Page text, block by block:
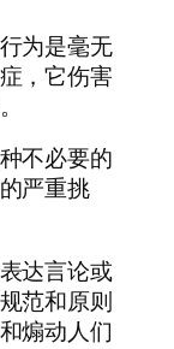
为是毫无
，它伤害
不必要的
严重挑
达言论或
范和原则
煽动人们